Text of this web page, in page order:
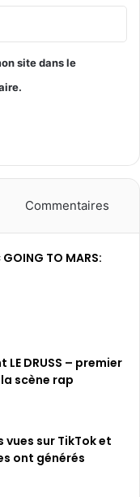
site dans le
Commentaires
TO MARS:
DRUSS – premier
scène rap
vues sur TikTok et
ont générés